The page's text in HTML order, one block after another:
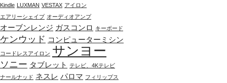
Kindle LUXMAN VESTAX アイロン
エアリーシェイプ オーディオアンプ
オーブンレンジ ガスコンロ キーボード
ケンウッド コンピューターミシン
コードレスアイロン サンヨー
ソニー タブレット テレビ、4Kテレビ
ナールナッド ネスレ パロマ フィリップス